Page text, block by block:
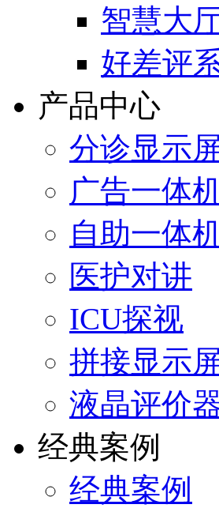
智慧大
好差评
产品中心
分诊显示
广告一体
自助一体
医护对讲
ICU探视
拼接显示
液晶评价
经典案例
经典案例